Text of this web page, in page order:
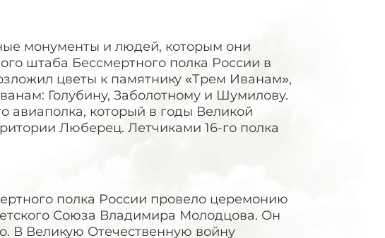
монументы и людей, которым они
штаба Бессмертного полка России в
цветы к памятнику «Трем Иванам»,
Голубину, Заболотному и Шумилову.
авиаполка, который в годы Великой
Люберец. Летчиками 16-го полка
полка России провело церемонию
Союза Владимира Молодцова. Он
В Великую Отечественную войну